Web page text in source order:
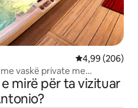
Vlerësimi
4,99 (206)
vaskë private me
mirë për ta vizituar